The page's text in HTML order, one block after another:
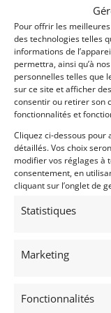
Pour offrir les
des technologies telles
informations de
permettra, ainsi qu’à
personnelles telles que
sur ce site et afficher
consentir ou retirer son
fonctionnalités et
Cliquez ci-dessous pour
détaillés. Vos choix
modifier vos réglages à
consentement, en
cliquant sur l’onglet de
Statistiques
Marketing
Fonctionnalités
32
VOLVO PV544
(69) RHôNE
13 septembre
Vends VOLVO
générale.
Important
épreuves